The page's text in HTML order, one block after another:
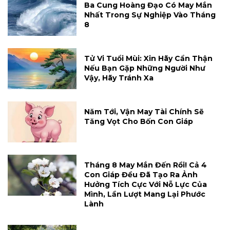
Ba Cung Hoàng Đạo Có May Mắn
Nhất Trong Sự Nghiệp Vào Tháng
8
Tử Vi Tuổi Mùi: Xin Hãy Cẩn Thận
Nếu Bạn Gặp Những Người Như
Vậy, Hãy Tránh Xa
Năm Tới, Vận May Tài Chính Sẽ
Tăng Vọt Cho Bốn Con Giáp
Tháng 8 May Mắn Đến Rồi! Cả 4
Con Giáp Đều Đã Tạo Ra Ảnh
Hưởng Tích Cực Với Nỗ Lực Của
Mình, Lần Lượt Mang Lại Phước
Lành